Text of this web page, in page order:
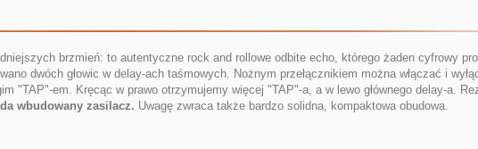
brzmień: to autentyczne rock and rollowe odbite echo, którego żaden cyfrowy
dwóch głowic w delay-ach taśmowych. Nożnym przełącznikiem można włączać i
"TAP"-em. Kręcąc w prawo otrzymujemy więcej "TAP"-a, a w lewo głównego delay-a.
wbudowany zasilacz. Uwagę zwraca także bardzo solidna, kompaktowa obudowa.